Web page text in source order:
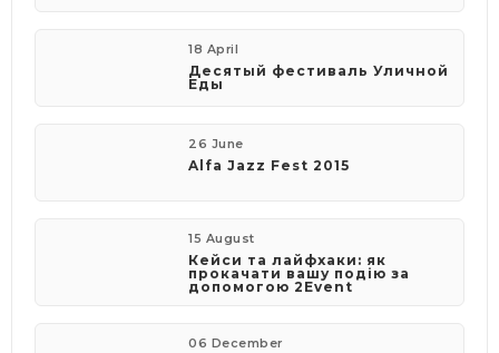
18 April
Десятый фестиваль Уличной
Еды
26 June
Alfa Jazz Fest 2015
15 August
Кейси та лайфхаки: як
прокачати вашу подію за
допомогою 2Event
06 December